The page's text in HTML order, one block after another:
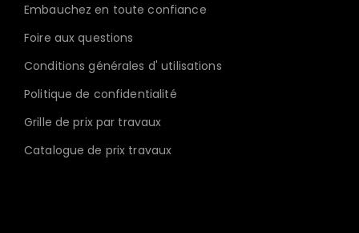
Embauchez en toute confiance
Foire aux questions
Conditions générales d' utilisations
Politique de confidentialité
Grille de prix par travaux
Catalogue de prix travaux